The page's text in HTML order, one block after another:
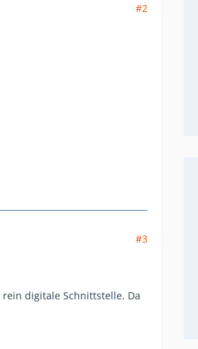
#2
#3
digitale Schnittstelle. Da